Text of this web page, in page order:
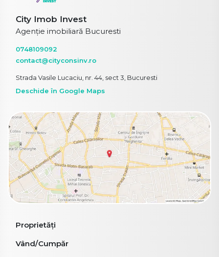
City Imob Invest
Agenție imobiliară Bucuresti
0748109092
contact@cityconsinv.ro
Strada Vasile Lucaciu, nr. 44, sect 3, Bucuresti
Deschide în Google Maps
Proprietăți
Vând/Cumpăr